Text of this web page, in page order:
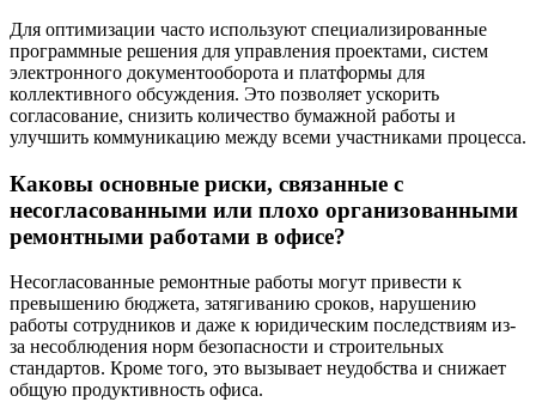
Для оптимизации часто используют специализированные
программные решения для управления проектами, систем
электронного документооборота и платформы для
коллективного обсуждения. Это позволяет ускорить
согласование, снизить количество бумажной работы и
улучшить коммуникацию между всеми участниками процесса.
Каковы основные риски, связанные с
несогласованными или плохо организованными
ремонтными работами в офисе?
Несогласованные ремонтные работы могут привести к
превышению бюджета, затягиванию сроков, нарушению
работы сотрудников и даже к юридическим последствиям из-
за несоблюдения норм безопасности и строительных
стандартов. Кроме того, это вызывает неудобства и снижает
общую продуктивность офиса.